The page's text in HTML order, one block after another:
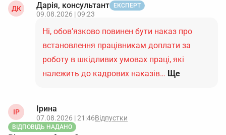
ДК Дарія, консультант ЕКСПЕРТ
09.08.2026 | 09:23
Ні, обов’язково повинен бути наказ про
встановлення працівникам доплати за
роботу в шкідливих умовах праці, які
належить до кадрових наказів… Ще
ІР Ірина
07.08.2026 | 21:46Відпустки
ВІДПОВІДЬ НАДАНО